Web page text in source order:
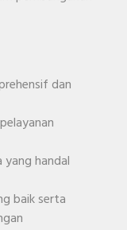
dan
handal
baik serta